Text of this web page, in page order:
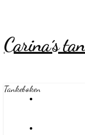
Carina´s
Tankeboken